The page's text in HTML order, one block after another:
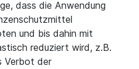
dass die Anwendung
und bis dahin mit
reduziert wird, z.B.
Verbot der